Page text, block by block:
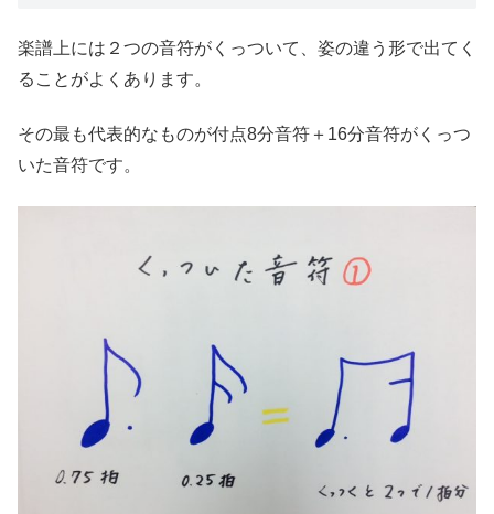
楽譜上には２つの音符がくっついて、姿の違う形で出てく
ることがよくあります。
その最も代表的なものが付点8分音符＋16分音符がくっつ
いた音符です。